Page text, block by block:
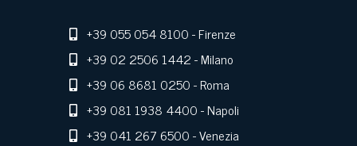
+39 055 054 8100- Firenze
+39 02 2506 1442- Milano
+39 06 8681 0250- Roma
+39 081 1938 4400- Napoli
+39 041 267 6500- Venezia